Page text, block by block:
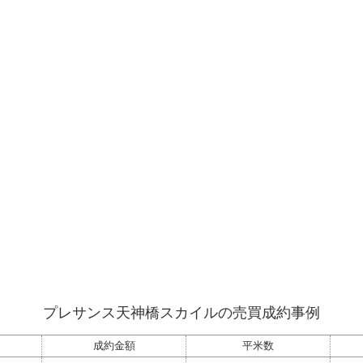
プレサンス天神橋スカイルの売買成約事例
成約金額
平米数